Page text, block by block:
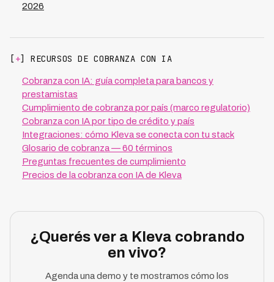
2026
[ +] RECURSOS DE COBRANZA CON IA
Cobranza con IA: guía completa para bancos y
prestamistas
Cumplimiento de cobranza por país (marco regulatorio)
Cobranza con IA por tipo de crédito y país
Integraciones: cómo Kleva se conecta con tu stack
Glosario de cobranza — 60 términos
Preguntas frecuentes de cumplimiento
Precios de la cobranza con IA de Kleva
¿Querés ver a Kleva cobrando
en vivo?
Agenda una demo y te mostramos cómo los